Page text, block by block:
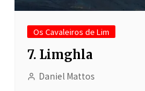
Os Cavaleiros de Lim
7. Limghla
Daniel Mattos